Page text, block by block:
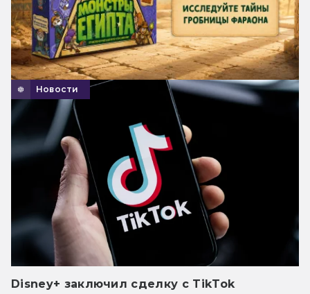
Новости
Disney+ заключил сделку с TikTok